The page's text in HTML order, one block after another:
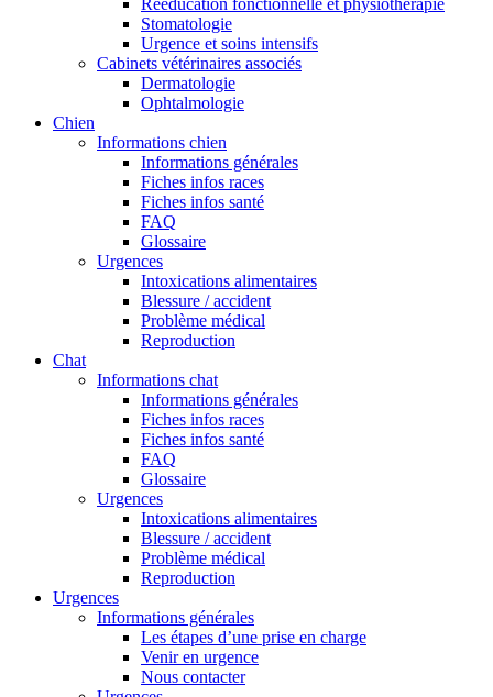
Rééducation fonctionnelle et physiothérapie
Stomatologie
Urgence et soins intensifs
Cabinets vétérinaires associés
Dermatologie
Ophtalmologie
Chien
Informations chien
Informations générales
Fiches infos races
Fiches infos santé
FAQ
Glossaire
Urgences
Intoxications alimentaires
Blessure / accident
Problème médical
Reproduction
Chat
Informations chat
Informations générales
Fiches infos races
Fiches infos santé
FAQ
Glossaire
Urgences
Intoxications alimentaires
Blessure / accident
Problème médical
Reproduction
Urgences
Informations générales
Les étapes d’une prise en charge
Venir en urgence
Nous contacter